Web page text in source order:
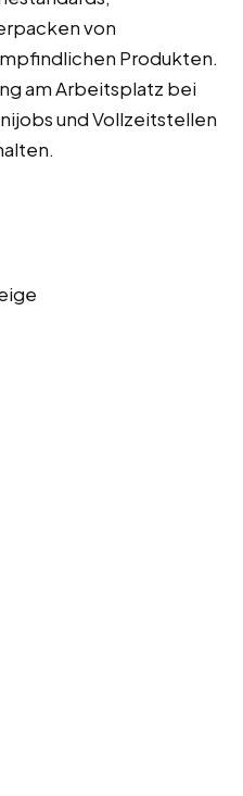
von
Produkten.
am Arbeitsplatz bei
und Vollzeitstellen